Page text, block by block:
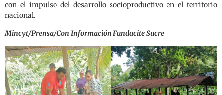
con el impulso del desarrollo socioproductivo en el territorio
nacional.
Mincyt/Prensa/Con Información Fundacite Sucre